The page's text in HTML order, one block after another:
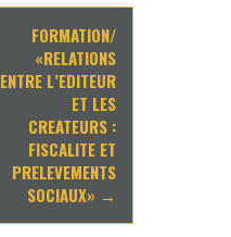
FORMATION/
«RELATIONS
ENTRE L’EDITEUR
ET LES
CREATEURS :
FISCALITE ET
PRELEVEMENTS
SOCIAUX» →